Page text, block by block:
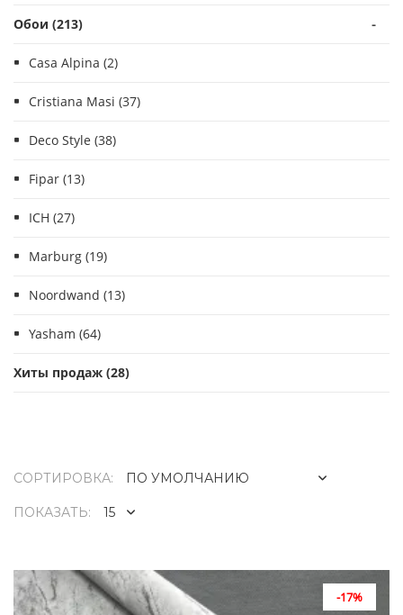
Обои (213) -
Casa Alpina (2)
Cristiana Masi (37)
Deco Style (38)
Fipar (13)
ICH (27)
Marburg (19)
Noordwand (13)
Yasham (64)
Хиты продаж (28)
СОРТИРОВКА:
ПОКАЗАТЬ:
-17%